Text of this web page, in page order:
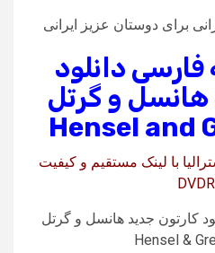
برای دوستان عزیز ایرانی
فارسی دانلود
هانسل و گرتل
Hensel and
با لینک مستقیم و کیفیت